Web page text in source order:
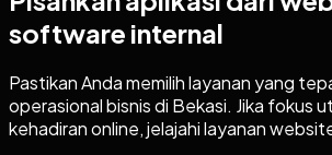
software internal
Pastikan Anda memilih layanan yang
operasional bisnis di Bekasi. Jika fokus
kehadiran online, jelajahi layanan